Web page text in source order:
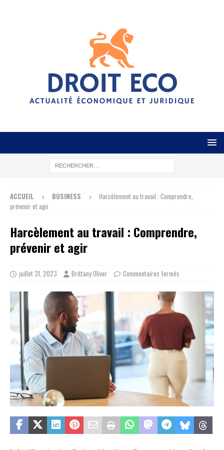
ACCUEIL BUSINESS
Harcèlement au travail : Comprendre,
prévenir et agir
Harcèlement au travail : Comprendre,
prévenir et agir
juillet 31, 2023 Brittany Oliver Commentaires fermés